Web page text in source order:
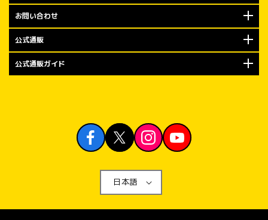
お問い合わせ
公式通販
公式通販ガイド
日本語